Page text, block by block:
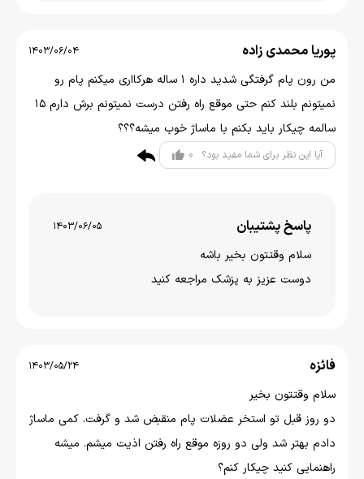
پوریا محمدی زاده 1403/06/04
من رون پام گرفتگی شدید داره ۱ ساله هرکااری میکنم پام رو
نمیتونم بلند کنم حتی موقع راه رفتن درست نمیتونم برش دارم ۱۵
سالمه چیکار باید بکنم با ماساژ خوب میشه؟؟؟
آیا این نظر برای شما مفید بود؟ 0
پاسخ پشتیبان 1403/06/05
سلام وقتتون بخير باشه
دوست عزیز به پزشک مراجعه کنید
فائزه 1403/05/24
سلام وقتتون بخیر
دو روز قبل تو استخر عضلات پام منقبض شد و گرفت. کمی ماساژ
دادم بهتر شد ولی دو روزه موقع راه رفتن اذیت میشم. میشه
راهنمایی کنید چیکار کنم؟